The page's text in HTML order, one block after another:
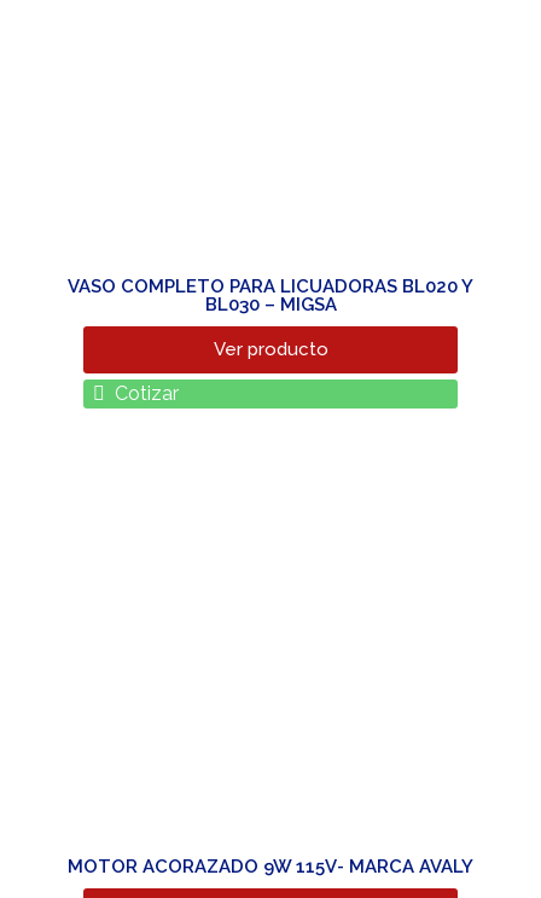
VASO COMPLETO PARA LICUADORAS BL020 Y
BL030 – MIGSA
Ver producto
Cotizar
MOTOR ACORAZADO 9W 115V- MARCA AVALY